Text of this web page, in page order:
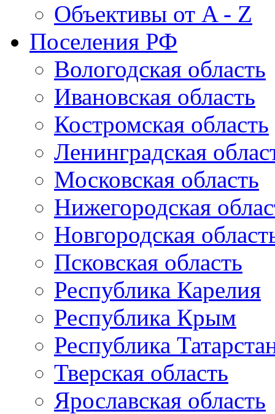
Объективы от A - Z
Поселения РФ
Вологодская область
Ивановская область
Костромская область
Ленинградская
Московская область
Нижегородская
Новгородская
Псковская область
Республика Карелия
Республика Крым
Республика
Тверская область
Ярославская область